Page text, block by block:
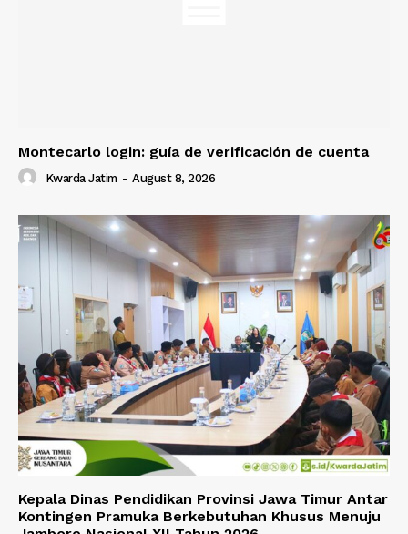
Montecarlo login: guía de verificación de cuenta
Kwarda Jatim - August 8, 2026
Kepala Dinas Pendidikan Provinsi Jawa Timur Antar
Kontingen Pramuka Berkebutuhan Khusus Menuju